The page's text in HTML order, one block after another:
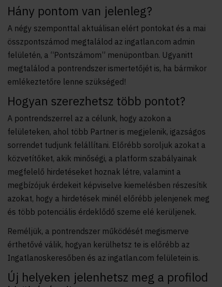
Hány pontom van jelenleg?
A négy szemponttal aktuálisan elért pontokat és a mai
összpontszámod megtalálod az ingatlan.com admin
felületén, a “Pontszámom” menüpontban. Ugyanitt
megtalálod a pontrendszer ismertetőjét is, ha bármikor
emlékeztetőre lenne szükséged!
Hogyan szerezhetsz több pontot?
A pontrendszerrel az a célunk, hogy azokon a
felületeken, ahol több Partner is megjelenik, igazságos
sorrendet tudjunk felállítani. Előrébb soroljuk azokat a
közvetítőket, akik minőségi, a platform szabályainak
megfelelő hirdetéseket hoznak létre, valamint a
megbízójuk érdekeit képviselve kiemelésben részesítik
azokat, hogy a hirdetések minél előrébb jelenjenek meg
és több potenciális érdeklődő szeme elé kerüljenek.
Reméljük, a pontrendszer működését megismerve
érthetővé válik, hogyan kerülhetsz te is előrébb az
Ingatlanoskeresőben és az ingatlan.com felületein is.
Új helyeken jelenhetsz meg a profilod